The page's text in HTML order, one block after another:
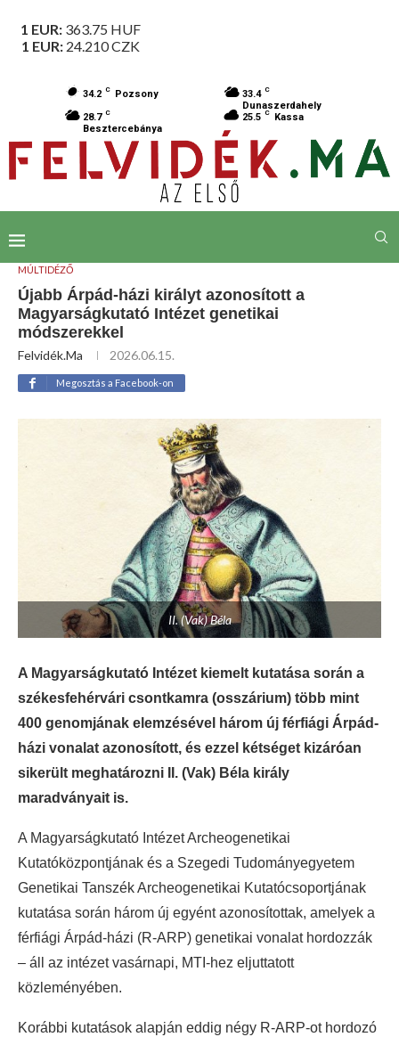
1 EUR: 363.75 HUF
1 EUR: 24.210CZK
34.2 C Pozsony 33.4 C
Dunaszerdahely
28.7 C
Besztercebánya
25.5 C Kassa
MÚLTIDÉZŐ
Újabb Árpád-házi királyt azonosított a
Magyarságkutató Intézet genetikai
módszerekkel
Felvidék.ma 2026.06.15.
Megosztás a Facebook-on
II. (Vak) Béla
A Magyarságkutató Intézet kiemelt kutatása során a
székesfehérvári csontkamra (osszárium) több mint
400 genomjának elemzésével három új férfiági Árpád-
házi vonalat azonosított, és ezzel kétséget kizáróan
sikerült meghatározni II. (Vak) Béla király
maradványait is.
A Magyarságkutató Intézet Archeogenetikai
Kutatóközpontjának és a Szegedi Tudományegyetem
Genetikai Tanszék Archeogenetikai Kutatócsoportjának
kutatása során három új egyént azonosítottak, amelyek a
férfiági Árpád-házi (R-ARP) genetikai vonalat hordozzák
– áll az intézet vasárnapi, MTI-hez eljuttatott
közleményében.
Korábbi kutatások alapján eddig négy R-ARP-ot hordozó